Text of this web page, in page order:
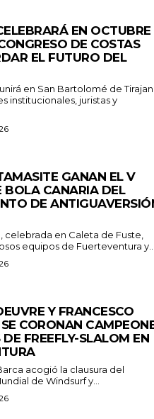
EN OCTUBRE
DE COSTAS
EL FUTURO DEL
en San Bartolomé de
institucionales, juristas y
GANAN EL V
BOLA CANARIA DEL
DE
celebrada en Caleta de Fuste,
equipos de Fuerteventura y...
Y FRANCESCO
CORONAN
FREEFLY-SLALOM EN
acogió la clausura del
de Windsurf y...